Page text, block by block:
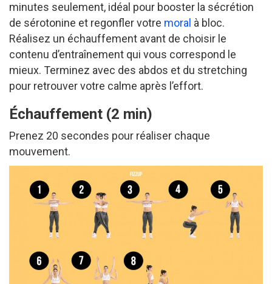
minutes seulement, idéal pour booster la sécrétion
de sérotonine et regonfler votre moral à bloc.
Réalisez un échauffement avant de choisir le
contenu d’entraînement qui vous correspond le
mieux. Terminez avec des abdos et du stretching
pour retrouver votre calme après l’effort.
Échauffement (2 min)
Prenez 20 secondes pour réaliser chaque
mouvement.